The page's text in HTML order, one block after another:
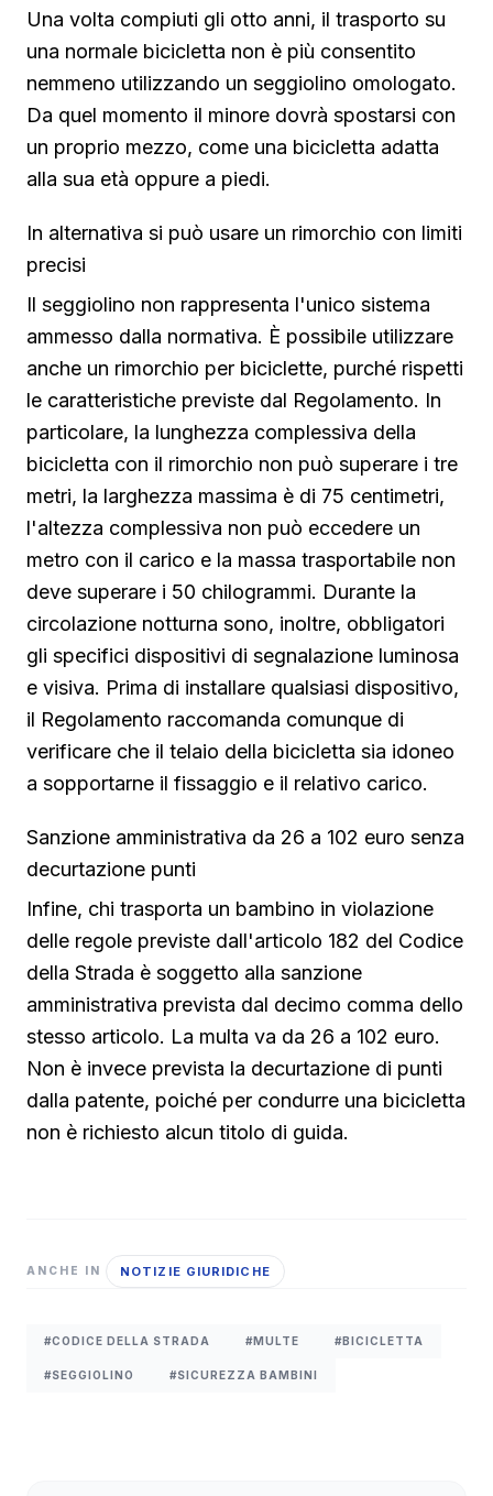
Una volta compiuti gli otto anni, il trasporto su
una normale bicicletta non è più consentito
nemmeno utilizzando un seggiolino omologato.
Da quel momento il minore dovrà spostarsi con
un proprio mezzo, come una bicicletta adatta
alla sua età oppure a piedi.
In alternativa si può usare un rimorchio con limiti
precisi
Il seggiolino non rappresenta l'unico sistema
ammesso dalla normativa. È possibile utilizzare
anche un rimorchio per biciclette, purché rispetti
le caratteristiche previste dal Regolamento. In
particolare, la lunghezza complessiva della
bicicletta con il rimorchio non può superare i tre
metri, la larghezza massima è di 75 centimetri,
l'altezza complessiva non può eccedere un
metro con il carico e la massa trasportabile non
deve superare i 50 chilogrammi. Durante la
circolazione notturna sono, inoltre, obbligatori
gli specifici dispositivi di segnalazione luminosa
e visiva. Prima di installare qualsiasi dispositivo,
il Regolamento raccomanda comunque di
verificare che il telaio della bicicletta sia idoneo
a sopportarne il fissaggio e il relativo carico.
Sanzione amministrativa da 26 a 102 euro senza
decurtazione punti
Infine, chi trasporta un bambino in violazione
delle regole previste dall'articolo 182 del Codice
della Strada è soggetto alla sanzione
amministrativa prevista dal decimo comma dello
stesso articolo. La multa va da 26 a 102 euro.
Non è invece prevista la decurtazione di punti
dalla patente, poiché per condurre una bicicletta
non è richiesto alcun titolo di guida.
ANCHE IN NOTIZIE GIURIDICHE
#CODICE DELLA STRADA #MULTE #BICICLETTA
#SEGGIOLINO #SICUREZZA BAMBINI